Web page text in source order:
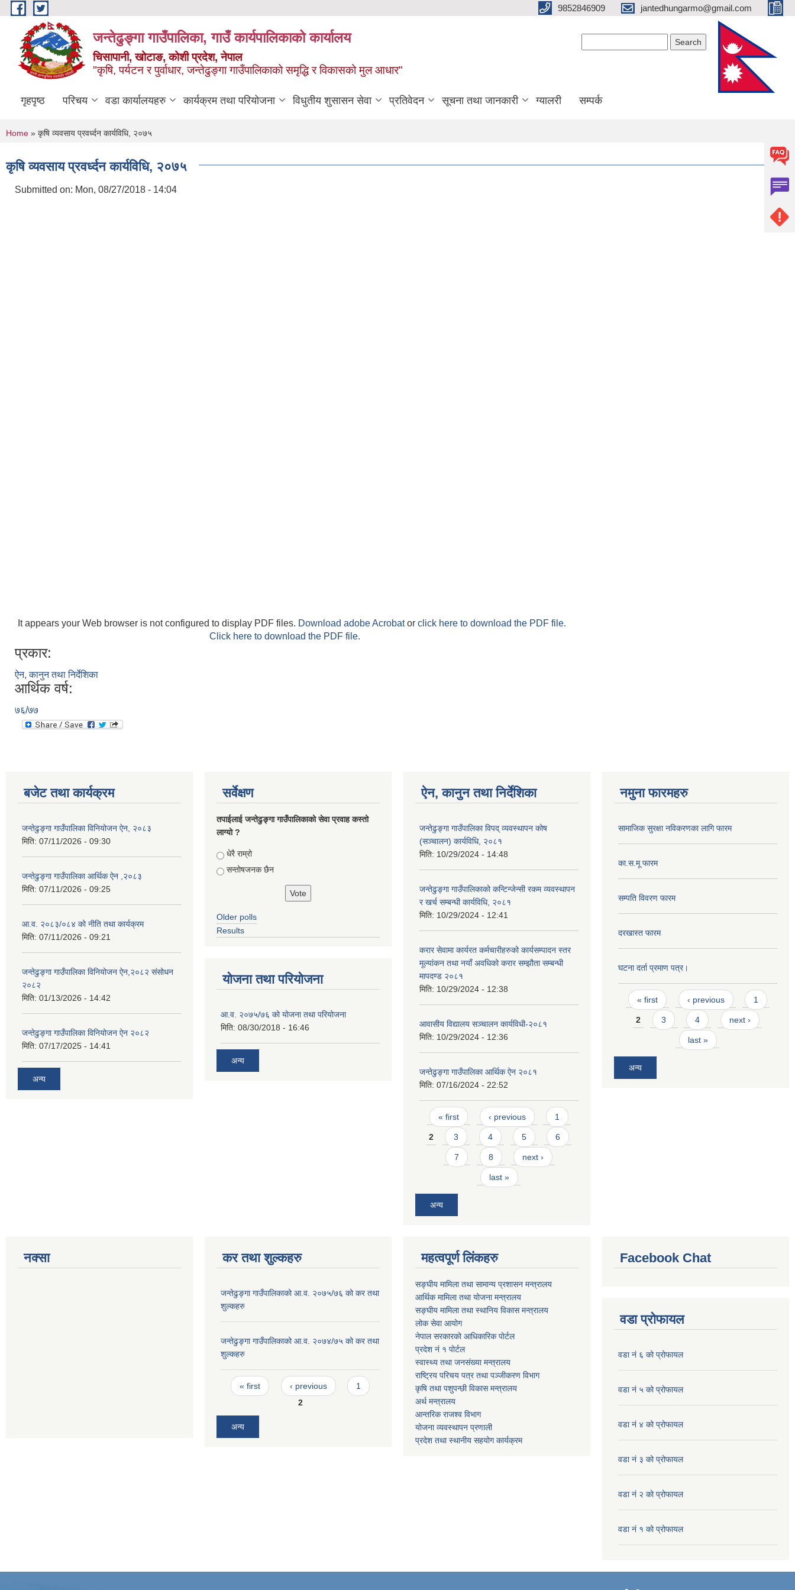
Skip to main content 9852846909 jantedhungarmo@gmail.com
जन्तेढुङ्गा गाउँपालिका, गाउँ कार्यपालिकाको कार्यालय
चिसापानी, खोटाङ, कोशी प्रदेश, नेपाल
"कृषि, पर्यटन र पुर्वाधार, जन्तेढुङ्गा गाउँपालिकाको समृद्धि र विकासको मुल आधार"
गृहपृष्ठ परिचय वडा कार्यालयहरु कार्यक्रम तथा परियोजना विधुतीय शुसासन सेवा प्रतिवेदन सूचना तथा जानकारी ग्यालरी सम्पर्क
You are here
Home » कृषि व्यवसाय प्रवर्ध्दन कार्यविधि, २०७५
कृषि व्यवसाय प्रवर्ध्दन कार्यविधि, २०७५
Submitted on: Mon, 08/27/2018 - 14:04
It appears your Web browser is not configured to display PDF files. Download adobe Acrobator click here to download the PDF file.
Click here to download the PDF file.
प्रकार:
ऐन, कानुन तथा निर्देशिका
आर्थिक वर्ष:
७६/७७
बजेट तथा कार्यक्रम
जन्तेढुङ्गा गाउँपालिका विनियोजन ऐन, २०८३
मिति: 07/11/2026 - 09:30
जन्तेढुङ्गा गाउँपालिका आर्थिक ऐन ,२०८३
मिति: 07/11/2026 - 09:25
आ.व. २०८३/०८४ को नीति तथा कार्यक्रम
मिति: 07/11/2026 - 09:21
जन्तेढुङ्गा गाउँपालिका विनियोजन ऐन,२०८२ संसोधन
२०८२
मिति: 01/13/2026 - 14:42
जन्तेढुङ्गा गाउँपालिका विनियोजन ऐन २०८२
मिति: 07/17/2025 - 14:41
अन्य
सर्वेक्षण
तपाईलाई जन्तेढुङ्गा गाउँपालिकाको सेवा प्रवाह कस्तो
लाग्यो ?
Choices
धेरै राम्रो
सन्तोषजनक छैन
Older polls
Results
योजना तथा परियोजना
आ.व. २०७५/७६ को योजना तथा परियोजना
मिति: 08/30/2018 - 16:46
अन्य
ऐन, कानुन तथा निर्देशिका
जन्तेढुङ्गा गाउँपालिका विपद् व्यवस्थापन कोष
(सञ्चालन) कार्यविधि, २०८१
मिति: 10/29/2024 - 14:48
जन्तेढुङ्गा गाउँपालिकाको कन्टिन्जेन्सी रकम व्यवस्थापन
र खर्च सम्बन्धी कार्यविधि, २०८१
मिति: 10/29/2024 - 12:41
करार सेवामा कार्यरत कर्मचारीहरुको कार्यसम्पादन स्तर
मूल्यांकन तथा नयाँ अवधिको करार सम्झौता सम्बन्धी
मापदण्ड २०८१
मिति: 10/29/2024 - 12:38
आवासीय विद्यालय सञ्चालन कार्यविधी-२०८१
मिति: 10/29/2024 - 12:36
जन्तेढुङ्गा गाउँपालिका आर्थिक ऐन २०८१
मिति: 07/16/2024 - 22:52
Pages
« first ‹ previous 1
2 3 4 5 6
7 8 next ›
last »
अन्य
नमुना फारमहरु
सामाजिक सुरक्षा नविकरणका लागि फारम
का.स.मू फारम
सम्पति विवरण फारम
दरखास्त फारम
घटना दर्ता प्रमाण पत्र।
Pages
« first ‹ previous 1
2 3 4 next ›
last »
अन्य
नक्सा कर तथा शुल्कहरु
जन्तेढुङ्गा गाउँपालिकाको आ.व. २०७५/७६ को कर तथा
शुल्कहरु
जन्तेढुङ्गा गाउँपालिकाको आ.व. २०७४/७५ को कर तथा
शुल्कहरु
Pages
« first ‹ previous
1
2
अन्य
महत्वपूर्ण लिंकहरु
सङ्घीय मामिला तथा सामान्य प्रशासन मन्त्रालय
आर्थिक मामिला तथा योजना मन्त्रालय
सङ्घीय मामिला तथा स्थानिय विकास मन्त्रालय
लोक सेवा आयोग
नेपाल सरकारको आधिकारिक पोर्टल
प्रदेश नं १ पोर्टल
स्वास्थ्य तथा जनसंख्या मन्त्रालय
राष्ट्रिय परिचय पत्र तथा पञ्जीकरण विभाग
कृषि तथा पशुपन्छी विकास मन्त्रालय
अर्थ मन्त्रालय
आन्तरिक राजश्व विभाग
योजना व्यवस्थापन प्रणाली
प्रदेश तथा स्थानीय सहयोग कार्यक्रम
Facebook Chat
वडा प्रोफायल
वडा नं ६ को प्रोफायल
वडा नं ५ को प्रोफायल
वडा नं ४ को प्रोफायल
वडा नं ३ को प्रोफायल
वडा नं २ को प्रोफायल
वडा नं १ को प्रोफायल